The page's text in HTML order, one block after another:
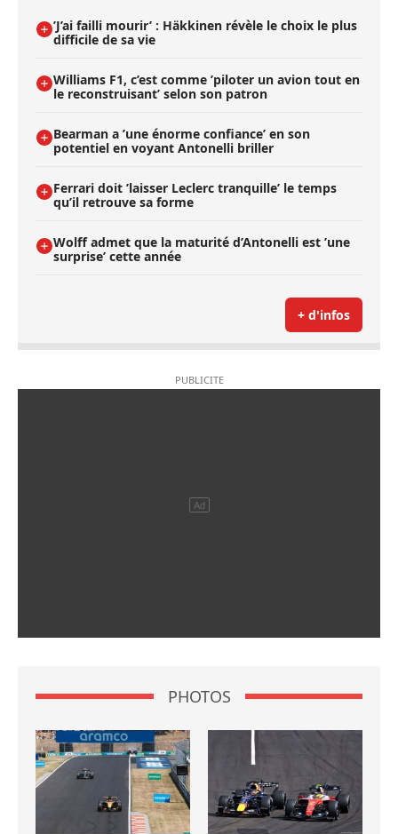
’J’ai failli mourir’ : Häkkinen révèle le choix le plus
difficile de sa vie
Williams F1, c’est comme ’piloter un avion tout en
le reconstruisant’ selon son patron
Bearman a ’une énorme confiance’ en son
potentiel en voyant Antonelli briller
Ferrari doit ’laisser Leclerc tranquille’ le temps
qu’il retrouve sa forme
Wolff admet que la maturité d’Antonelli est ’une
surprise’ cette année
+ d'infos
PHOTOS